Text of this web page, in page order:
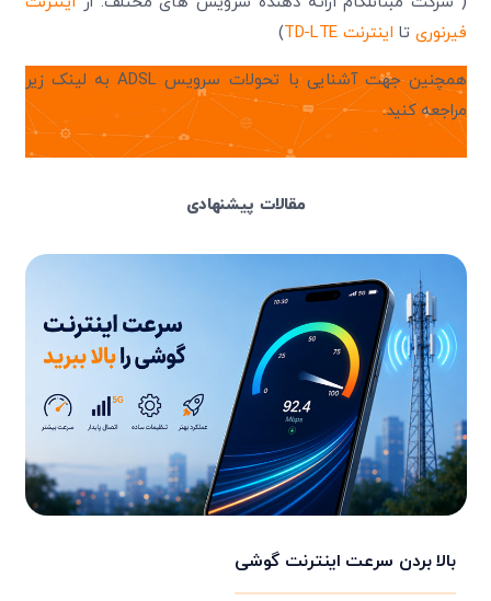
فیرنوری تا اینترنت TD-LTE )
همچنین جهت آشنایی با تحولات سرویس ADSL به لینک زیر
مراجعه کنید.
کلیک کنید
مقالات پیشنهادی
بالا بردن سرعت اینترنت گوشی